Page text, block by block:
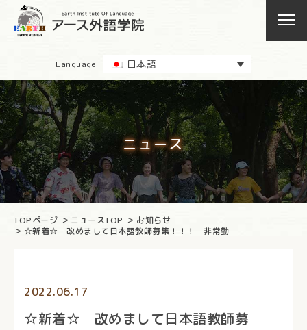
Language 日本語
ニュース
TOPページ ニュースTOP
お知らせ
☆新着☆ 改めまして日本語教師募集！！！ 非常勤
2022.06.17
☆新着☆ 改めまして日本語教師募